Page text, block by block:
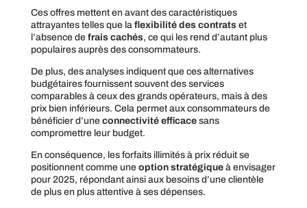
Ces offres mettent en avant des caractéristiques
attrayantes telles que la flexibilité des contratset
l’absence de frais cachés, ce qui les rend d’autant plus
populaires auprès des consommateurs.
De plus, des analyses indiquent que ces alternatives
budgétaires fournissent souvent des services
comparables à ceux des grands opérateurs, mais à des
prix bien inférieurs. Cela permet aux consommateurs de
bénéficier d’une connectivité efficacesans
compromettre leur budget.
En conséquence, les forfaits illimités à prix réduit se
positionnent comme une option stratégiqueà envisager
pour 2025, répondant ainsi aux besoins d’une clientèle
de plus en plus attentive à ses dépenses.